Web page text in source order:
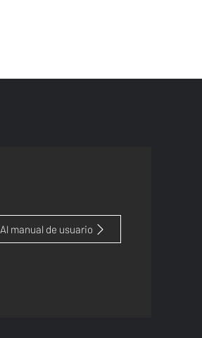
Al manual de usuario